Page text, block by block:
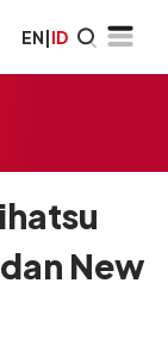
EN|ID
New